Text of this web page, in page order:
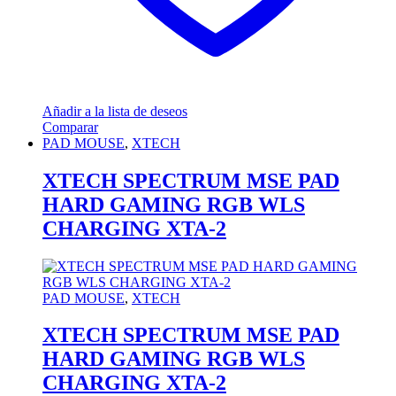
Añadir a la lista de deseos
Comparar
PAD MOUSE, XTECH
XTECH SPECTRUM MSE PAD
HARD GAMING RGB WLS
CHARGING XTA-2
PAD MOUSE, XTECH
XTECH SPECTRUM MSE PAD
HARD GAMING RGB WLS
CHARGING XTA-2